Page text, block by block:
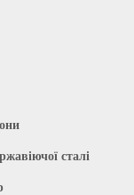
сталі